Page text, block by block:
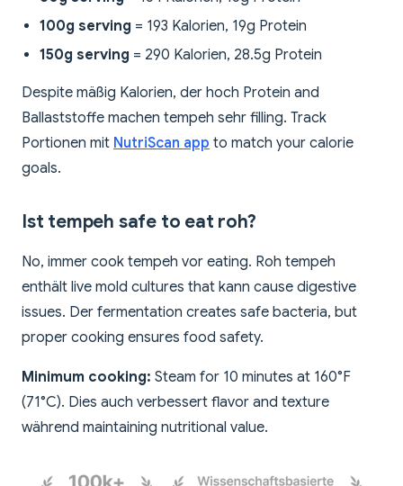
100g serving = 193 Kalorien, 19g Protein
150g serving = 290 Kalorien, 28.5g Protein
Despite mäßig Kalorien, der hoch Protein and
Ballaststoffe machen tempeh sehr filling. Track
Portionen mit NutriScan app to match your calorie
goals.
Ist tempeh safe to eat roh?
No, immer cook tempeh vor eating. Roh tempeh
enthält live mold cultures that kann cause digestive
issues. Der fermentation creates safe bacteria, but
proper cooking ensures food safety.
Minimum cooking: Steam for 10 minutes at 160°F
(71°C). Dies auch verbessert flavor and texture
während maintaining nutritional value.